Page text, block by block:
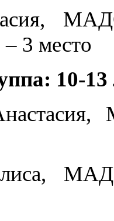
3 место
10-13